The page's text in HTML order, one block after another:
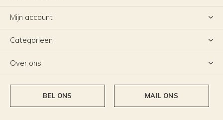
Mijn account
Categorieën
Over ons
BEL ONS MAIL ONS